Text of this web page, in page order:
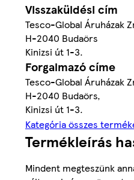
Visszaküldési cím
Tesco-Global Áruházak
H-2040 Budaörs
Kinizsi út 1-3.
Forgalmazó címe
Tesco-Global Áruházak
H-2040 Budaörs,
Kinizsi út 1-3.
Kategória összes
Termékleírás
Mindent megteszünk